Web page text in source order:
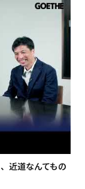
近道なんてもの